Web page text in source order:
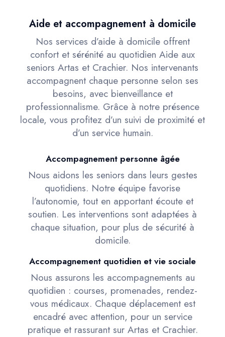
Aide et accompagnement à domicile
Nos services d’aide à domicile offrent
confort et sérénité au quotidien Aide aux
seniors Artas et Crachier. Nos intervenants
accompagnent chaque personne selon ses
besoins, avec bienveillance et
professionnalisme. Grâce à notre présence
locale, vous profitez d’un suivi de proximité et
d’un service humain.
Accompagnement personne âgée
Nous aidons les seniors dans leurs gestes
quotidiens. Notre équipe favorise
l’autonomie, tout en apportant écoute et
soutien. Les interventions sont adaptées à
chaque situation, pour plus de sécurité à
domicile.
Accompagnement quotidien et vie sociale
Nous assurons les accompagnements au
quotidien : courses, promenades, rendez-
vous médicaux. Chaque déplacement est
encadré avec attention, pour un service
pratique et rassurant sur Artas et Crachier.